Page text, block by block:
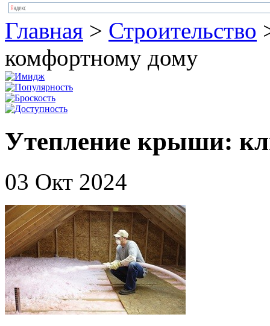
Главная > Строительство
комфортному дому
Утепление крыши:
03 Окт 2024